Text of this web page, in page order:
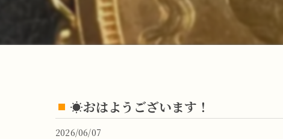
☀️おはようございます！
2026/06/07